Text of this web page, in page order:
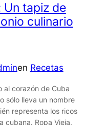
Un tapiz de
culinario
en Recetas
al corazón de Cuba
sólo lleva un nombre
representa los ricos
cubana. Ropa Vieja,